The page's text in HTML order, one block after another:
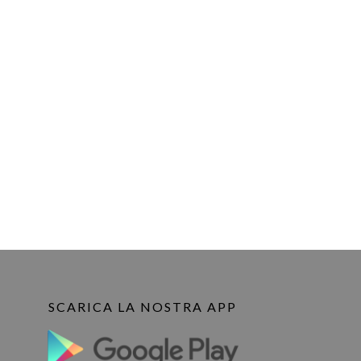
SCARICA LA NOSTRA APP